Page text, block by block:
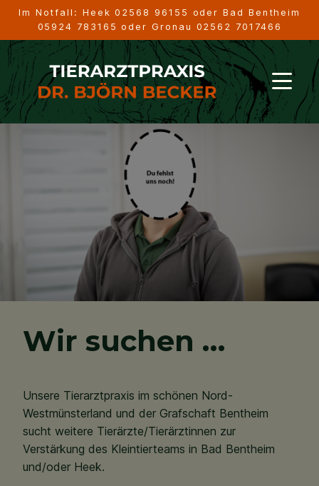
Im Notfall: Heek02568 96155 oder Bad Bentheim
05924 783165oder Gronau 02562 7017466
Wir suchen …
Unsere Tierarztpraxis im schönen Nord-
Westmünsterland und der Grafschaft Bentheim
sucht weitere Tierärzte/Tierärztinnen zur
Verstärkung des Kleintierteams in Bad Bentheim
und/oder Heek.